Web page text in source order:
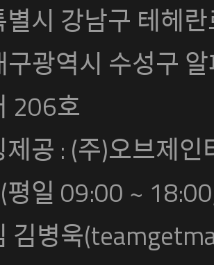
시 강남구 테헤
구광역시 수성구
206호
공 : (주)오브제
(평일 09:00 ~
김병욱